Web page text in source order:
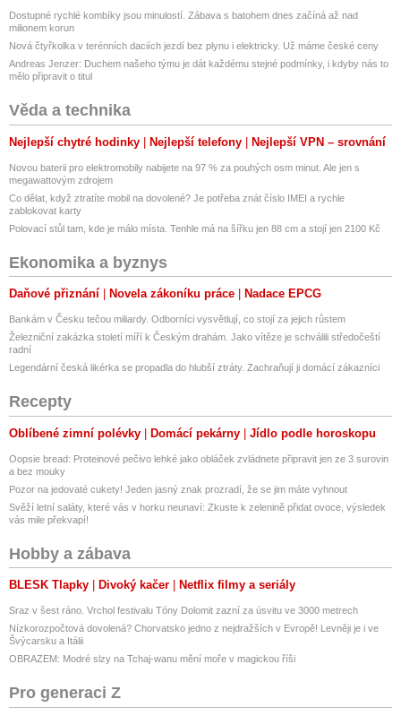
Dostupné rychlé kombíky jsou minulostí. Zábava s batohem dnes začíná až nad
milionem korun
Nová čtyřkolka v terénních daciích jezdí bez plynu i elektricky. Už máme české ceny
Andreas Jenzer: Duchem našeho týmu je dát každému stejné podmínky, i kdyby nás to
mělo připravit o titul
Věda a technika
Nejlepší chytré hodinky Nejlepší telefony Nejlepší VPN – srovnání
Novou baterii pro elektromobily nabijete na 97 % za pouhých osm minut. Ale jen s
megawattovým zdrojem
Co dělat, když ztratíte mobil na dovolené? Je potřeba znát číslo IMEI a rychle
zablokovat karty
Polovací stůl tam, kde je málo místa. Tenhle má na šířku jen 88 cm a stojí jen 2100 Kč
Ekonomika a byznys
Daňové přiznání Novela zákoníku práce Nadace EPCG
Bankám v Česku tečou miliardy. Odborníci vysvětlují, co stojí za jejich růstem
Železniční zakázka století míří k Českým drahám. Jako vítěze je schválili středočeští
radní
Legendární česká likérka se propadla do hlubší ztráty. Zachraňují ji domácí zákazníci
Recepty
Oblíbené zimní polévky Domácí pekárny Jídlo podle horoskopu
Oopsie bread: Proteinové pečivo lehké jako obláček zvládnete připravit jen ze 3 surovin
a bez mouky
Pozor na jedovaté cukety! Jeden jasný znak prozradí, že se jim máte vyhnout
Svěží letní saláty, které vás v horku neunaví: Zkuste k zelenině přidat ovoce, výsledek
vás mile překvapí!
Hobby a zábava
BLESK Tlapky Divoký kačer Netflix filmy a seriály
Sraz v šest ráno. Vrchol festivalu Tóny Dolomit zazní za úsvitu ve 3000 metrech
Nízkorozpočtová dovolená? Chorvatsko jedno z nejdražších v Evropě! Levněji je i ve
Švýcarsku a Itálii
OBRAZEM: Modré slzy na Tchaj-wanu mění moře v magickou říši
Pro generaci Z